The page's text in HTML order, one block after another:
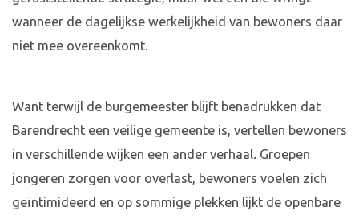
wanneer de dagelijkse werkelijkheid van bewoners daar
niet mee overeenkomt.
Want terwijl de burgemeester blijft benadrukken dat
Barendrecht een veilige gemeente is, vertellen bewoners
in verschillende wijken een ander verhaal. Groepen
jongeren zorgen voor overlast, bewoners voelen zich
geïntimideerd en op sommige plekken lijkt de openbare